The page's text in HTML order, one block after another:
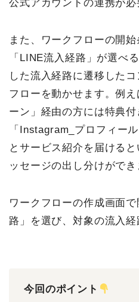
公式アカウントの連携が必
また、ワークフローの開
「LINE流入経路」が選べ
した流入経路に遷移した
フローを動かせます。例
ーン」経由の方には特典付
「Instagram_プロフィー
とサービス紹介を届ける
ッセージの出し分けができ
ワークフローの作成画面
路」を選び、対象の流入経
今回のポイント